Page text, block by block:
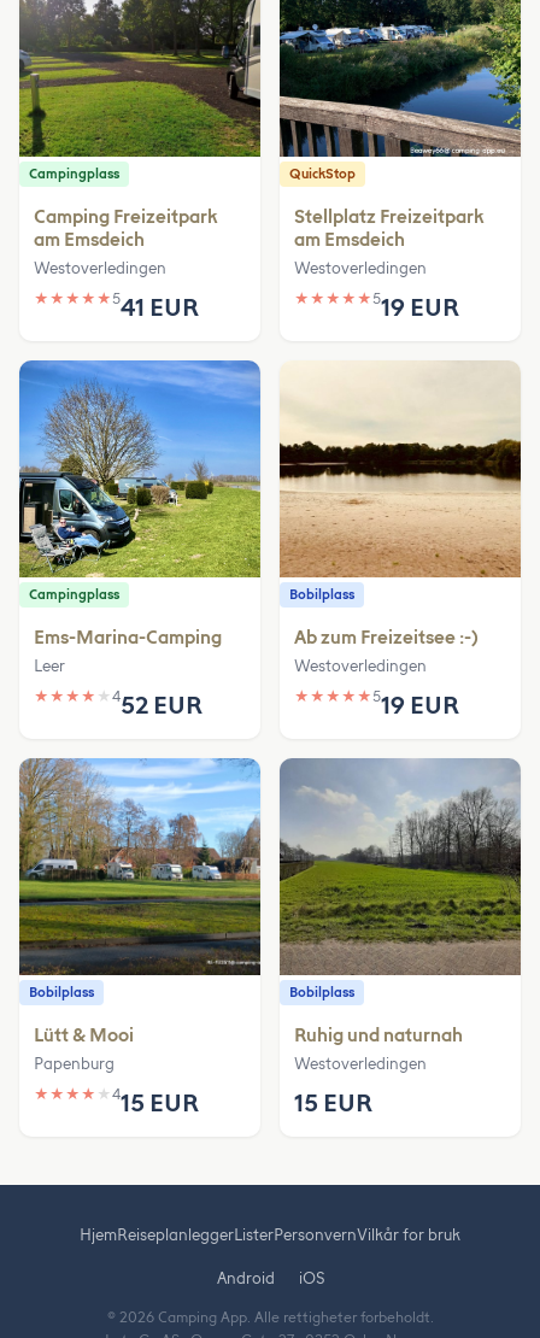
Campingplass
Camping Freizeitpark
am Emsdeich
Westoverledingen
★ ★ ★ ★ ★541 EUR
QuickStop
Stellplatz Freizeitpark
am Emsdeich
Westoverledingen
★ ★ ★ ★ ★519 EUR
Campingplass
Ems-Marina-Camping
Leer
★ ★ ★ ★ ★ 452 EUR
Bobilplass
Ab zum Freizeitsee :-)
Westoverledingen
★ ★ ★ ★ ★519 EUR
Bobilplass
Lütt & Mooi
Papenburg
★ ★ ★ ★ ★ 415 EUR
Bobilplass
Ruhig und naturnah
Westoverledingen
15 EUR
HjemReiseplanleggerListerPersonvernVilkår for bruk
Android iOS
© 2026 Camping App. Alle rettigheter forbeholdt.